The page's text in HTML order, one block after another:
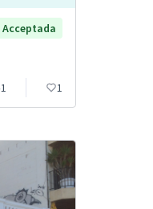
Acceptada
1 1